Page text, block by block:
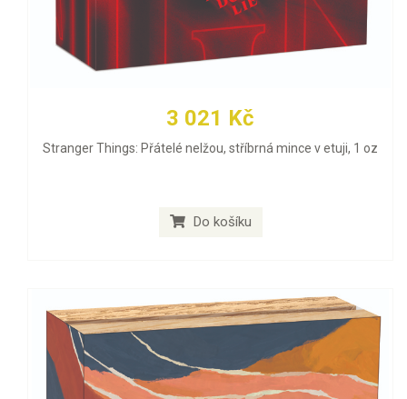
3 021 Kč
Stranger Things: Přátelé nelžou, stříbrná mince v etuji, 1 oz
Do košíku